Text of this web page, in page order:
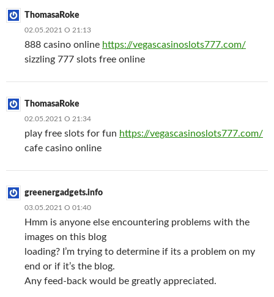
ThomasaRoke
02.05.2021 О 21:13
888 casino online https://vegascasinoslots777.com/
sizzling 777 slots free online
ThomasaRoke
02.05.2021 О 21:34
play free slots for fun https://vegascasinoslots777.com/
cafe casino online
greenergadgets.info
03.05.2021 О 01:40
Hmm is anyone else encountering problems with the
images on this blog
loading? I’m trying to determine if its a problem on my
end or if it’s the blog.
Any feed-back would be greatly appreciated.